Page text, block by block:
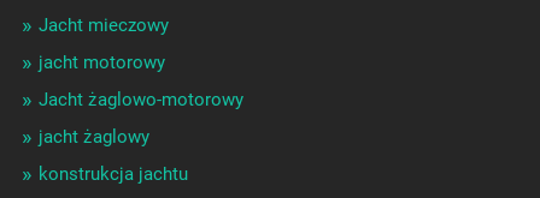
Jacht mieczowy
jacht motorowy
Jacht żaglowo-motorowy
jacht żaglowy
konstrukcja jachtu